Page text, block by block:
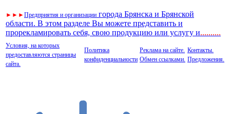
► ► ►Предприятия и организации города Брянска и Брянской
области. В этом разделе Вы можете представить и
прорекламировать себя, свою продукцию или услугу и..........
Условия, на которых
предоставляются страницы
сайта.
Политика
конфиденциальности
Реклама на сайте.
Обмен ссылками.
Контакты.
Предложения.